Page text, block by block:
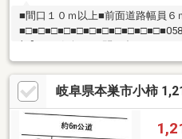
■間口１０ｍ以上■前面道路幅員
■□■□■□■□■□■□■□■□■□■□■□■058-
黄色い看板・黄色い車を見かけた
濃善不動産です！岐阜を知ってい
土地探しも住まい探しも建築も不
■売買保有物件1000件以上！
岐阜県本巣市小柿